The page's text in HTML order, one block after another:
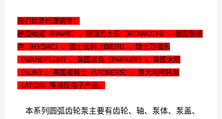
我们优势代理销售：
德国哈威（HAWE）、德国力士乐（REXROTH）、德国贺德
克（HYDAC）、瑞士比利（BIERI）、瑞士万福乐
（WANDFLUH）、美国派克（PARKER）、美国太阳
（SUN）、美国威格士（VICKERS）、意大利阿托斯
（ATOS）等液压电子产品。
本系列圆弧齿轮泵主要有齿轮、轴、泵体、泵盖、